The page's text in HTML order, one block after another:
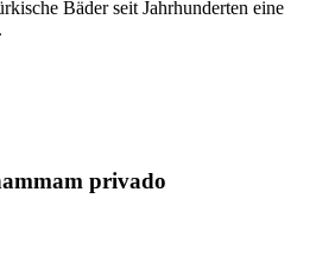
Bäder seit Jahrhunderten eine
privado